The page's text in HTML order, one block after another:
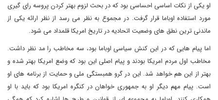
او یکی از نکات اساسی احساسی بود که در بحث لزوم بهتر کردن پروسه رای گیری
مورد استفاده اوباما قرار گرفت. در مجموع به نظر می رسد از نظر ارائه یکی از
ماندنی ترین نطق های وضعیت اتحادیه در تاریخ امریکا قلمداد می شود.
اما پیام هایی که در این کنش سیاسی اوباما بود، سه مخاطب را مد نظر داشت.
مخاطب اول مردم امریکا بودند و پیام اصلی این بود که وضع امریکا بهتر شده و
بهتر از این هم خواهد شد. این در گرو همبستگی ملی و حمایت از برنامه های او
است. پیام مهم دیگر او به جمهوری خواهان در کنگره امریکا بود که باید با او